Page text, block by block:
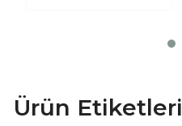
Ürün Etiketleri